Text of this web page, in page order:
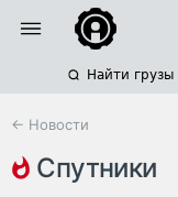
Найти грузы
← Новости
спутники